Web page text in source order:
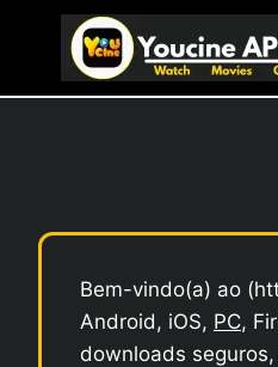
Bem-vindo(a) ao
Android, iOS, PC,
downloads